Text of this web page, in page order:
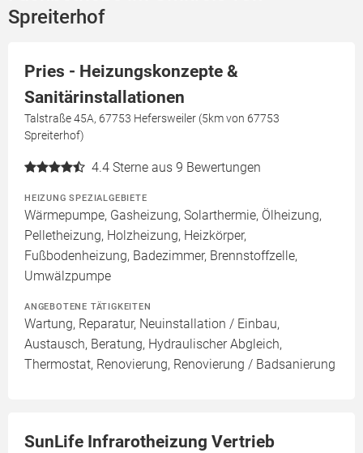
Spreiterhof
Pries - Heizungskonzepte &
Sanitärinstallationen
Talstraße 45A, 67753 Hefersweiler (5km von 67753
Spreiterhof)
4.4 Sterne aus 9 Bewertungen
HEIZUNG SPEZIALGEBIETE
Wärmepumpe, Gasheizung, Solarthermie, Ölheizung,
Pelletheizung, Holzheizung, Heizkörper,
Fußbodenheizung, Badezimmer, Brennstoffzelle,
Umwälzpumpe
ANGEBOTENE TÄTIGKEITEN
Wartung, Reparatur, Neuinstallation / Einbau,
Austausch, Beratung, Hydraulischer Abgleich,
Thermostat, Renovierung, Renovierung / Badsanierung
SunLife Infrarotheizung Vertrieb